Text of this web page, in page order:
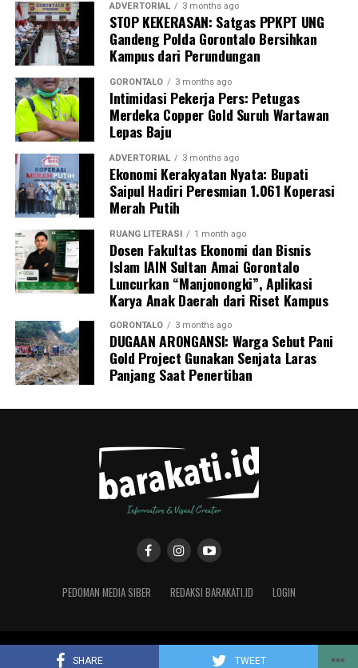
SHARE TWEET
“Kehadiran mahasiswa mempercepat jangkauan skema
active case findingTBC yang dicanangkan pemerintah.
Sinergi multisektor antara perguruan tinggi, dinas
kesehatan, puskesmas, dan pemerintah desa seperti
inilah yang menjadi kunci sukses pembentukan
masyarakat sadar sehat,” jelas Dr. Vivien.
Masyarakat Desa Luwoo menyambut antusias agenda
terpadu ini. Ratusan warga memanfaatkan layanan
pemeriksaan kesehatan gratis sekaligus berkonsultasi
mengenai pola hidup bersih dan sehat (PHBS)
pencegahan tuberkulosis.
ADVERTORIAL 3 months ago
STOP KEKERASAN: Satgas PPKPT UNG
Gandeng Polda Gorontalo Bersihkan
Kampus dari Perundungan
GORONTALO 3 months ago
Intimidasi Pekerja Pers: Petugas
Merdeka Copper Gold Suruh Wartawan
Lepas Baju
ADVERTORIAL 3 months ago
Ekonomi Kerakyatan Nyata: Bupati
Saipul Hadiri Peresmian 1.061 Koperasi
Merah Putih
RUANG LITERASI 1 month ago
Dosen Fakultas Ekonomi dan Bisnis
Islam IAIN Sultan Amai Gorontalo
Luncurkan “Manjonongki”, Aplikasi
Karya Anak Daerah dari Riset Kampus
GORONTALO 3 months ago
DUGAAN ARONGANSI: Warga Sebut Pani
Gold Project Gunakan Senjata Laras
Panjang Saat Penertiban
PEDOMAN MEDIA SIBER REDAKSI BARAKATI.ID LOGIN
Copyright © 2019 Barakati.ID supported by CMS Studio Design